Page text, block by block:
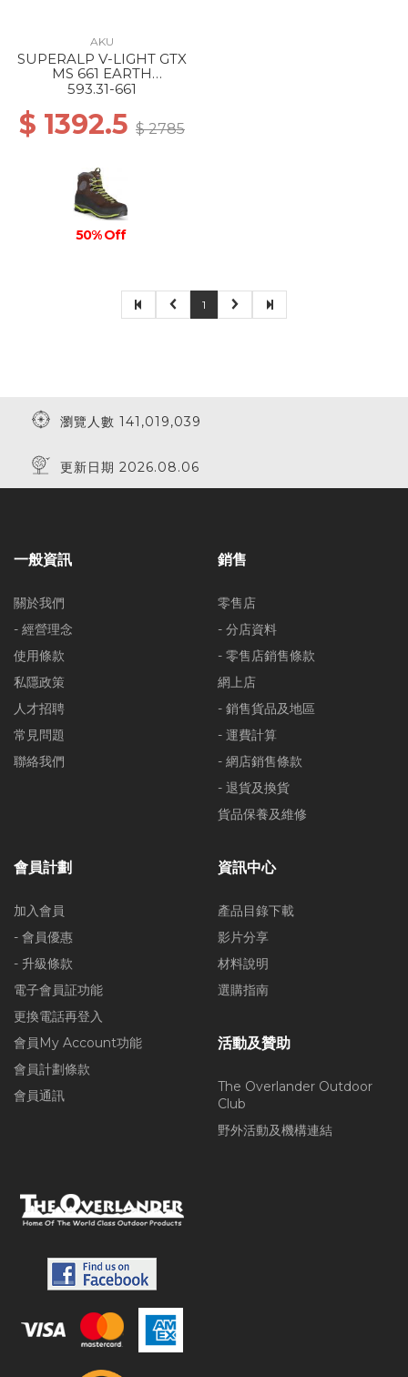
AKU
SUPERALP V-LIGHT GTX
MS 661 EARTH
BROWN/LIME
593.31-661
$ 1392.5 $ 2785
50% Off
1
瀏覽人數 141,019,039
更新日期 2026.08.06
一般資訊
關於我們
- 經營理念
使用條款
私隱政策
人才招聘
常見問題
聯絡我們
銷售
零售店
- 分店資料
- 零售店銷售條款
網上店
- 銷售貨品及地區
- 運費計算
- 網店銷售條款
- 退貨及換貨
貨品保養及維修
會員計劃
加入會員
- 會員優惠
- 升級條款
電子會員証功能
更換電話再登入
會員My Account功能
會員計劃條款
會員通訊
資訊中心
產品目錄下載
影片分享
材料說明
選購指南
活動及贊助
The Overlander Outdoor
Club
野外活動及機構連結